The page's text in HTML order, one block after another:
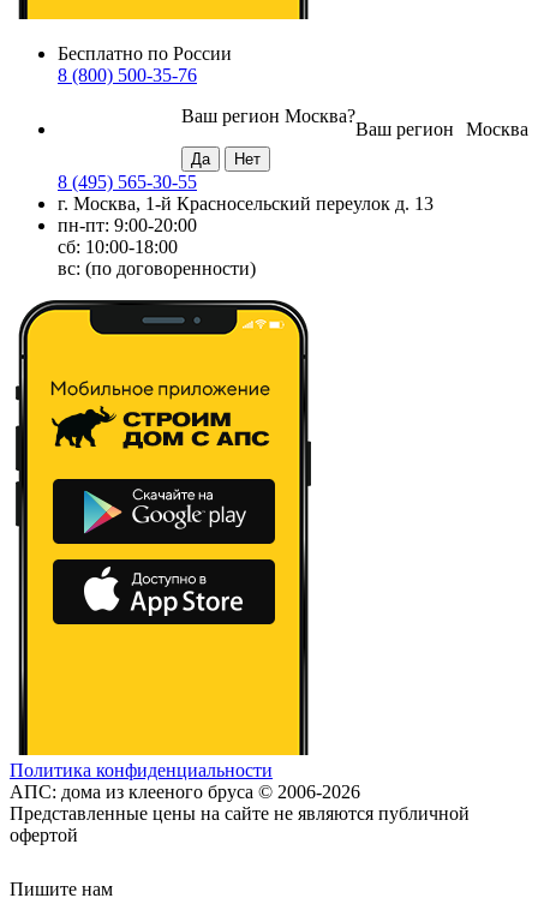
Бесплатно по России
8 (800) 500-35-76
Москва
Ваш регион
Ваш регион Москва?
8 (495) 565-30-55
г. Москва, 1-й Красносельский переулок д. 13
пн-пт: 9:00-20:00
сб: 10:00-18:00
вс: (по договоренности)
Политика конфиденциальности
АПС: дома из клееного бруса © 2006-2026
Представленные цены на сайте не являются публичной
офертой
Пишите нам